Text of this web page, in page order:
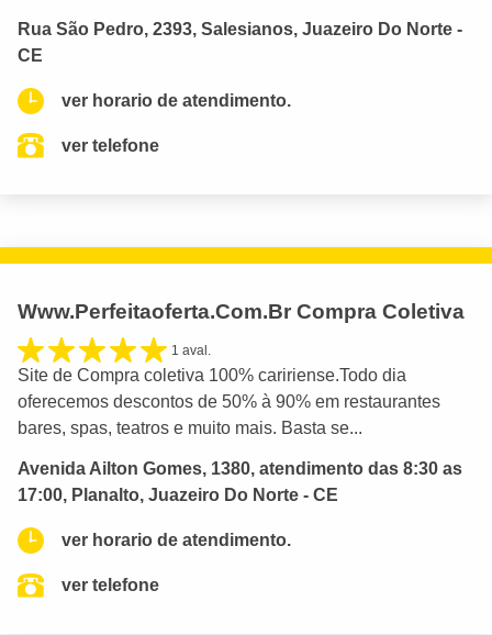
Rua São Pedro, 2393, Salesianos, Juazeiro Do Norte -
CE
ver horario de atendimento.
ver telefone
Www.Perfeitaoferta.Com.Br Compra Coletiva
1 aval.
Site de Compra coletiva 100% caririense.Todo dia
oferecemos descontos de 50% à 90% em restaurantes
bares, spas, teatros e muito mais. Basta se...
Avenida Ailton Gomes, 1380, atendimento das 8:30 as
17:00, Planalto, Juazeiro Do Norte - CE
ver horario de atendimento.
ver telefone